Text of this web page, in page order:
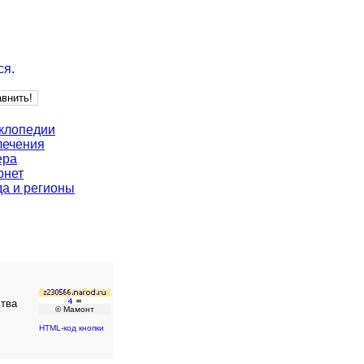
.
и регионы
© Мамонт
HTML-код кнопки